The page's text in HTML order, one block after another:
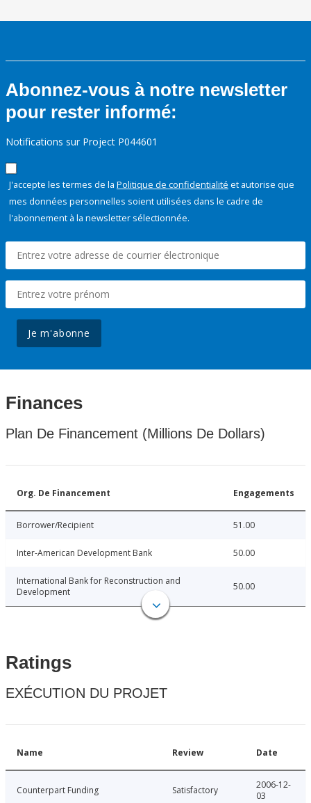
Abonnez-vous à notre newsletter
pour rester informé:
Notifications sur Project P044601
J'accepte les termes de la Politique de confidentialité et autorise que
mes données personnelles soient utilisées dans le cadre de
l'abonnement à la newsletter sélectionnée.
Je m'abonne
Finances
Plan De Financement (Millions De Dollars)
Org. De Financement Engagements
Borrower/Recipient 51.00
Inter-American Development Bank 50.00
International Bank for Reconstruction and
Development
50.00
Ratings
EXÉCUTION DU PROJET
Name Review Date
Counterpart Funding Satisfactory
2006-12-
03